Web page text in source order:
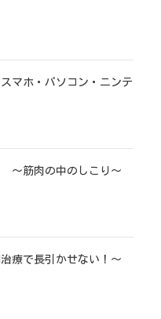
マホ・パソコン・ニンテ
～筋肉の中のしこり～
療で長引かせない！～